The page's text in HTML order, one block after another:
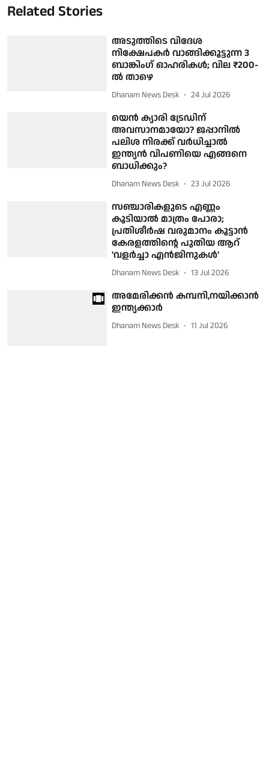
Related Stories
അടുത്തിടെ വിദേശ
നിക്ഷേപകർ വാങ്ങിക്കൂട്ടുന്ന 3
ബാങ്കിംഗ് ഓഹരികൾ; വില ₹200-
ൽ താഴെ
Dhanam News Desk 24 Jul 2026
യെൻ ക്യാരി ‍ട്രേഡിന്
അവസാനമായോ? ജപ്പാനിൽ
പലിശ നിരക്ക് വർധിച്ചാൽ
ഇന്ത്യൻ വിപണിയെ എങ്ങനെ
ബാധിക്കും?
Dhanam News Desk 23 Jul 2026
സഞ്ചാരികളുടെ എണ്ണം
കൂടിയാൽ മാത്രം പോരാ;
പ്രതിശീർഷ വരുമാനം കൂട്ടാൻ
കേരളത്തിന്റെ പുതിയ ആറ്
'വളർച്ചാ എൻജിനുകൾ'
Dhanam News Desk 13 Jul 2026
അമേരിക്കന്‍ കമ്പനി,നയിക്കാന്‍
ഇന്ത്യക്കാര്‍
Dhanam News Desk 11 Jul 2026